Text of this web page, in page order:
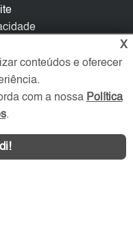
por
X
conteúdos e oferecer
com a nossa Política
.